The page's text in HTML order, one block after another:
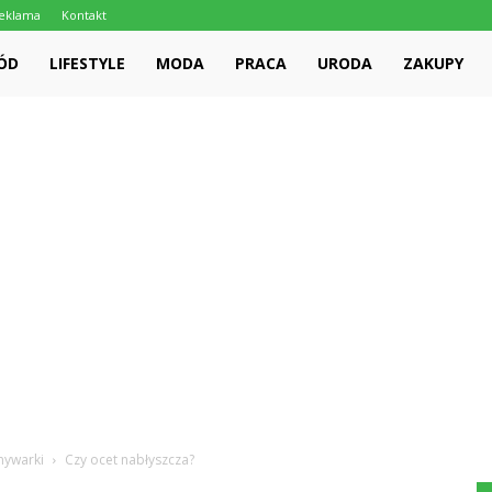
Kontakt
LIFESTYLE MODA PRACA URODA ZAKUPY
Czy ocet nabłyszcza?